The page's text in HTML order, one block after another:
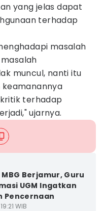
yang jelas dapat
terhadap
masalah
muncul, nanti itu
keamanannya
terhadap
ujarnya.
Berjamur, Guru
UGM Ingatkan
Pencernaan
WIB